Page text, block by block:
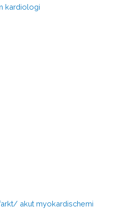
kardiologi
akut myokardischemi